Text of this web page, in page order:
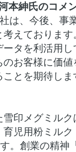
本紳氏のコメ
は、今後、
えておりま
タを利活用
お客様に価
とを期待しま
印メグミル
児用粉ミル
。創業の精神